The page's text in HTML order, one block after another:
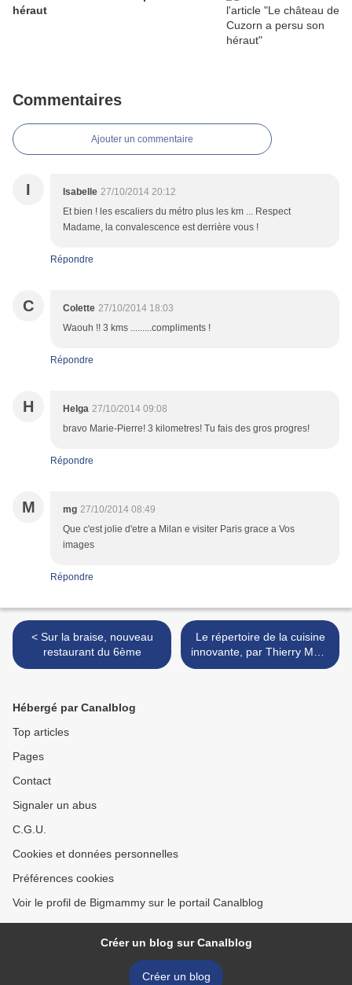
héraut
Commentaires
Ajouter un commentaire
I Isabelle 27/10/2014 20:12
Et bien ! les escaliers du métro plus les km ... Respect
Madame, la convalescence est derrière vous !
Répondre
C Colette 27/10/2014 18:03
Waouh !! 3 kms .........compliments !
Répondre
H Helga 27/10/2014 09:08
bravo Marie-Pierre! 3 kilometres! Tu fais des gros progres!
Répondre
M mg 27/10/2014 08:49
Que c'est jolie d'etre a Milan e visiter Paris grace a Vos
images
Répondre
< Sur la braise, nouveau
restaurant du 6ème
Le répertoire de la cuisine
innovante, par Thierry Marx
et Raphaël Haumont >
Hébergé par Canalblog
Top articles
Pages
Contact
Signaler un abus
C.G.U.
Cookies et données personnelles
Préférences cookies
Voir le profil de Bigmammy sur le portail Canalblog
Créer un blog sur Canalblog
Créer un blog